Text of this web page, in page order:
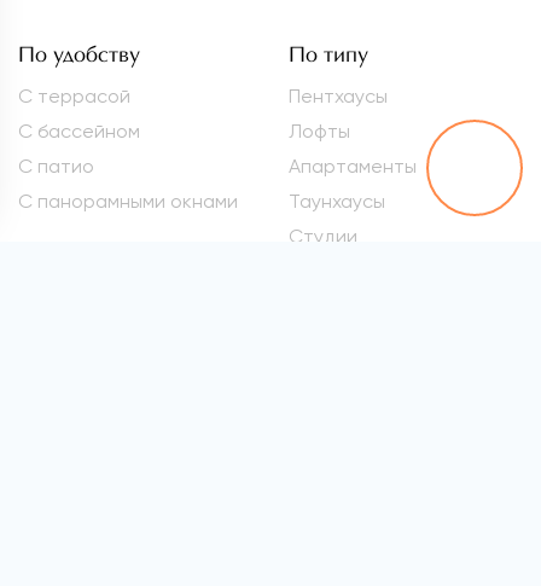
По удобству
С террасой
С бассейном
С патио
С панорамными окнами
По типу
Пентхаусы
Лофты
Апартаменты
Таунхаусы
Студии